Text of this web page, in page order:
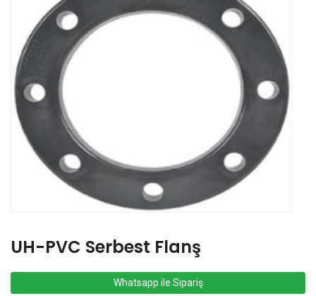
UH-PVC Serbest Flanş
Whatsapp ile Sipariş